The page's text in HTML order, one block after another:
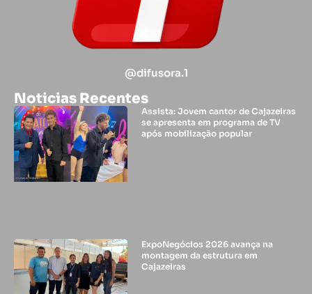
@difusora.1
Noticias Recentes
Assista: Jovem cantor de Cajazeiras
se apresenta em programa de TV
após mobilização popular
ExpoNegócios 2026 avança na
montagem da estrutura em
Cajazeiras